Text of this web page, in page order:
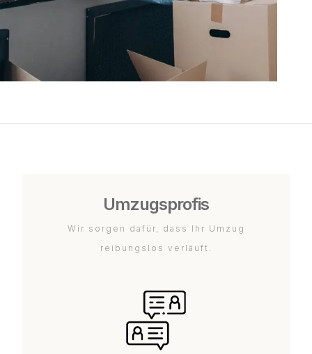
Umzugsprofis
Wir sorgen dafür, dass Ihr Umzug
reibungslos verläuft.